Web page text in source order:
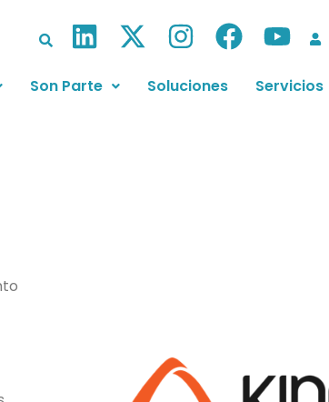
Son Parte Soluciones Servicios